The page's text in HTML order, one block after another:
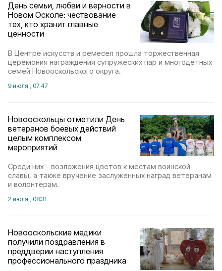
День семьи, любви и верности в
Новом Осколе: чествование
тех, кто хранит главные
ценности
В Центре искусств и ремесел прошла торжественная
церемония награждения супружеских пар и многодетных
семей Новооскольского округа.
9 июля , 07:47
Новооскольцы отметили День
ветеранов боевых действий
целым комплексом
мероприятий
Среди них - возложения цветов к местам воинской
славы, а также вручение заслуженных наград ветеранам
и волонтёрам.
2 июля , 08:31
Новооскольские медики
получили поздравления в
преддверии наступления
профессионального праздника